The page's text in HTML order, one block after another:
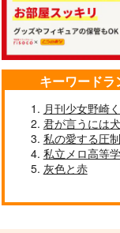
つまりそれってどうい
うこと？
キーワード
月刊少女野崎
君が言うには
私の愛する圧
私立メロ高等
灰色と赤